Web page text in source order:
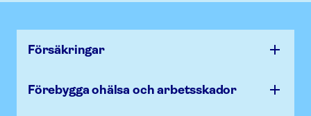
Försäk­ringar
Förebygga ohälsa och arbets­skador